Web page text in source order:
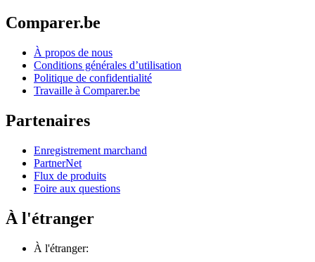
Comparer.be
À propos de nous
Conditions générales d’utilisation
Politique de confidentialité
Travaille à Comparer.be
Partenaires
Enregistrement marchand
PartnerNet
Flux de produits
Foire aux questions
À l'étranger
À l'étranger: